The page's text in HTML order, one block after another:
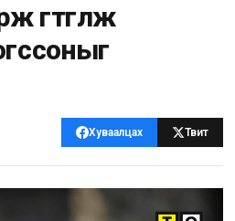
Хуваалцах Твит